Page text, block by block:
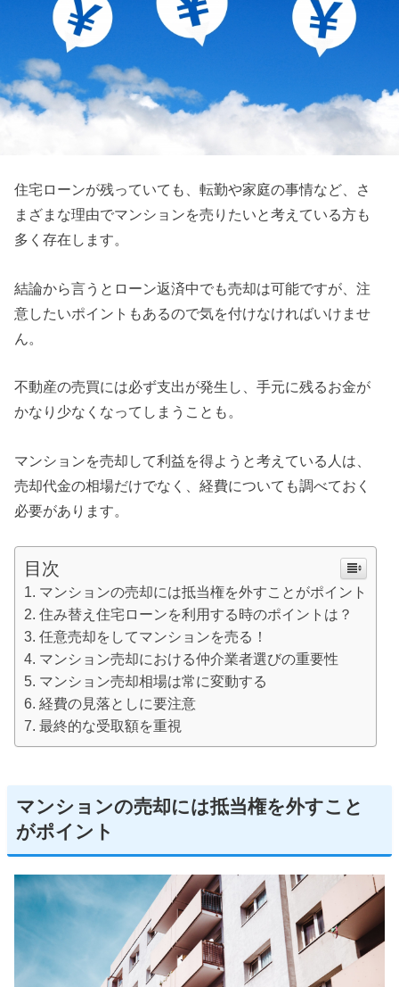
住宅ローンが残っていても、転勤や家庭の事情など、さ
まざまな理由でマンションを売りたいと考えている方も
多く存在します。
結論から言うとローン返済中でも売却は可能ですが、注
意したいポイントもあるので気を付けなければいけませ
ん。
不動産の売買には必ず支出が発生し、手元に残るお金が
かなり少なくなってしまうことも。
マンションを売却して利益を得ようと考えている人は、
売却代金の相場だけでなく、経費についても調べておく
必要があります。
目次
マンションの売却には抵当権を外すことがポイント
住み替え住宅ローンを利用する時のポイントは？
任意売却をしてマンションを売る！
マンション売却における仲介業者選びの重要性
マンション売却相場は常に変動する
経費の見落としに要注意
最終的な受取額を重視
マンションの売却には抵当権を外すこと
がポイント